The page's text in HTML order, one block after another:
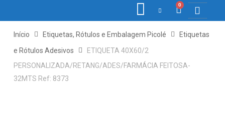
0
Início Etiquetas, Rótulos e Embalagem Picolé
Etiquetas
e Rótulos Adesivos
ETIQUETA 40X60/2
PERSONALIZADA/RETANG/ADES/FARMÁCIA FEITOSA-
32MTS Ref: 8373